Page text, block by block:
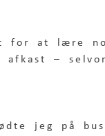
for at lære
afkast –
jeg på